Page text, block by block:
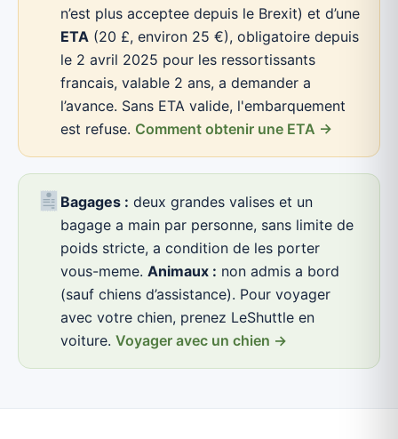
n’est plus acceptee depuis le Brexit) et d’une
ETA (20 £, environ 25 €), obligatoire depuis
le 2 avril 2025 pour les ressortissants
francais, valable 2 ans, a demander a
l’avance. Sans ETA valide, l'embarquement
est refuse. Comment obtenir une ETA →
Bagages : deux grandes valises et un
bagage a main par personne, sans limite de
poids stricte, a condition de les porter
vous-meme.Animaux : non admis a bord
(sauf chiens d’assistance). Pour voyager
avec votre chien, prenez LeShuttle en
voiture.Voyager avec un chien →